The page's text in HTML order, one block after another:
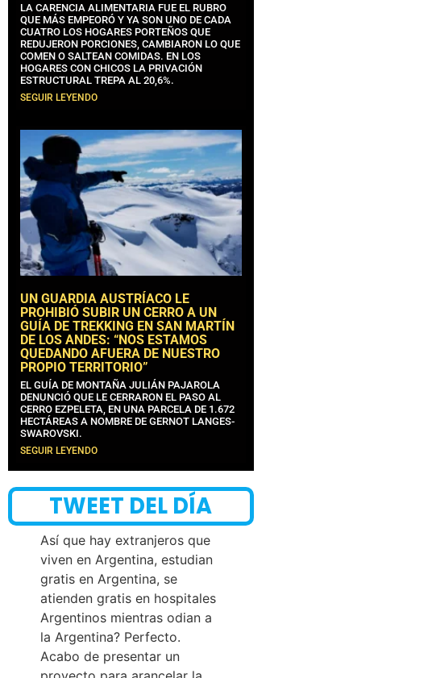
LA CARENCIA ALIMENTARIA FUE EL RUBRO
QUE MÁS EMPEORÓ Y YA SON UNO DE CADA
CUATRO LOS HOGARES PORTEÑOS QUE
REDUJERON PORCIONES, CAMBIARON LO QUE
COMEN O SALTEAN COMIDAS. EN LOS
HOGARES CON CHICOS LA PRIVACIÓN
ESTRUCTURAL TREPA AL 20,6%.
SEGUIR LEYENDO
UN GUARDIA AUSTRÍACO LE
PROHIBIÓ SUBIR UN CERRO A UN
GUÍA DE TREKKING EN SAN MARTÍN
DE LOS ANDES: “NOS ESTAMOS
QUEDANDO AFUERA DE NUESTRO
PROPIO TERRITORIO”
EL GUÍA DE MONTAÑA JULIÁN PAJAROLA
DENUNCIÓ QUE LE CERRARON EL PASO AL
CERRO EZPELETA, EN UNA PARCELA DE 1.672
HECTÁREAS A NOMBRE DE GERNOT LANGES-
SWAROVSKI.
SEGUIR LEYENDO
TWEET DEL DÍA
Así que hay extranjeros que
viven en Argentina, estudian
gratis en Argentina, se
atienden gratis en hospitales
Argentinos mientras odian a
la Argentina? Perfecto.
Acabo de presentar un